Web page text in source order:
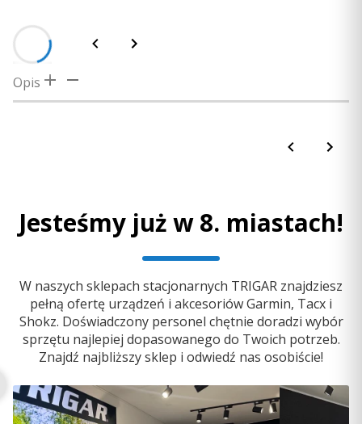
Opis
Jesteśmy już w 8. miastach!
W naszych sklepach stacjonarnych TRIGAR znajdziesz
pełną ofertę urządzeń i akcesoriów Garmin, Tacx i
Shokz. Doświadczony personel chętnie doradzi wybór
sprzętu najlepiej dopasowanego do Twoich potrzeb.
Znajdź najbliższy sklep i odwiedź nas osobiście!